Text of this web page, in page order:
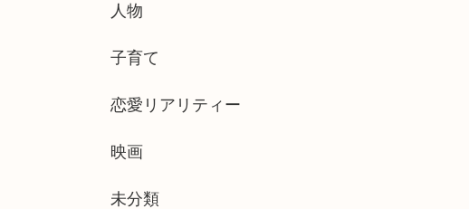
人物
子育て
恋愛リアリティー
映画
未分類